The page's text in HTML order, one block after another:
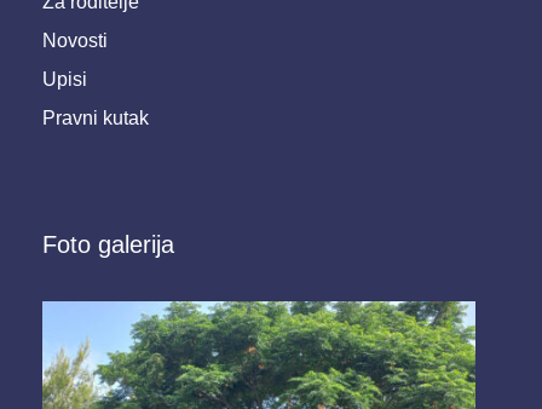
Novosti
Upisi
Pravni kutak
Foto galerija